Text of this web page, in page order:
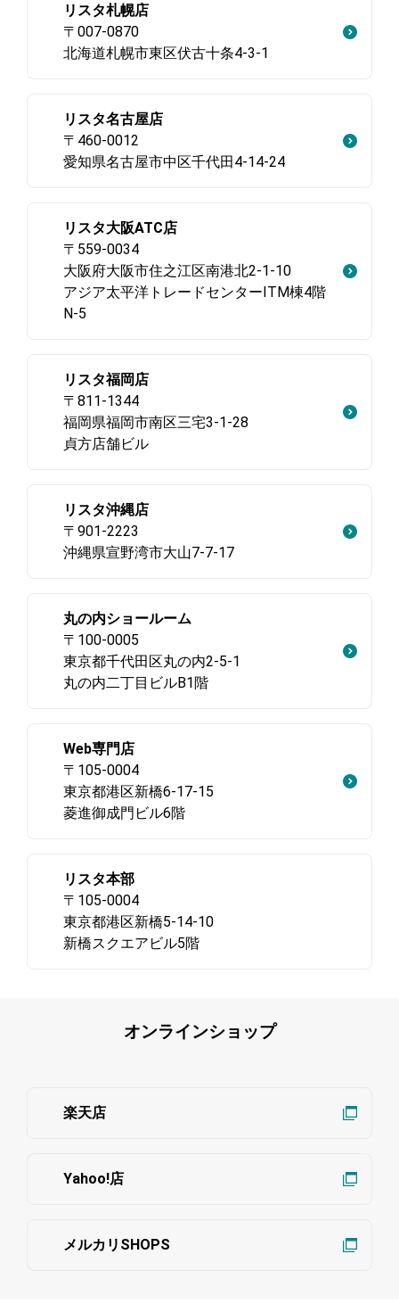
リスタ札幌店
〒007-0870
北海道札幌市東区伏古十条4-3-1
リスタ名古屋店
〒460-0012
愛知県名古屋市中区千代田4-14-24
リスタ大阪ATC店
〒559-0034
大阪府大阪市住之江区南港北2-1-10
アジア太平洋トレードセンターITM棟4階
N-5
リスタ福岡店
〒811-1344
福岡県福岡市南区三宅3-1-28
貞方店舗ビル
リスタ沖縄店
〒901-2223
沖縄県宣野湾市大山7-7-17
丸の内ショールーム
〒100-0005
東京都千代田区丸の内2-5-1
丸の内二丁目ビルB1階
Web専門店
〒105-0004
東京都港区新橋6-17-15
菱進御成門ビル6階
リスタ本部
〒105-0004
東京都港区新橋5-14-10
新橋スクエアビル5階
オンラインショップ
楽天店
Yahoo!店
メルカリSHOPS